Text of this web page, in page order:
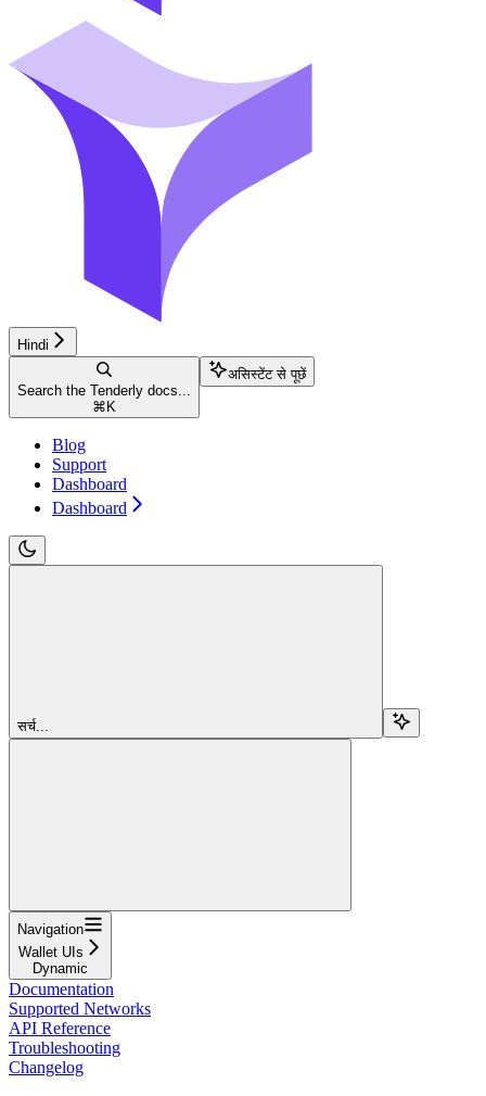
Hindi
Search the Tenderly docs...
⌘ K
असिस्टेंट से पूछें
Blog
Support
Dashboard
Dashboard
सर्च...
Navigation
Wallet UIs
Dynamic
Documentation
Supported Networks
API Reference
Troubleshooting
Changelog